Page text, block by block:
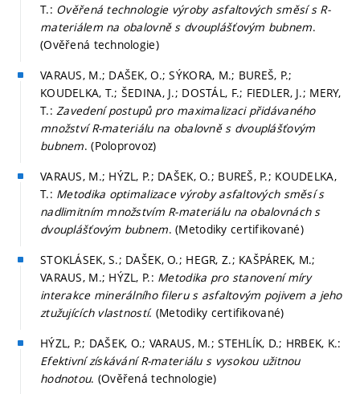
T.: Ověřená technologie výroby asfaltových směsí s R-
materiálem na obalovně s dvouplášťovým bubnem.
(Ověřená technologie)
VARAUS, M.; DAŠEK, O.; SÝKORA, M.; BUREŠ, P.;
KOUDELKA, T.; ŠEDINA, J.; DOSTÁL, F.; FIEDLER, J.; MERY,
T.:Zavedení postupů pro maximalizaci přidávaného
množství R-materiálu na obalovně s dvouplášťovým
bubnem. (Poloprovoz)
VARAUS, M.; HÝZL, P.; DAŠEK, O.; BUREŠ, P.; KOUDELKA,
T.: Metodika optimalizace výroby asfaltových směsí s
nadlimitním množstvím R-materiálu na obalovnách s
dvouplášťovým bubnem. (Metodiky certifikované)
STOKLÁSEK, S.; DAŠEK, O.; HEGR, Z.; KAŠPÁREK, M.;
VARAUS, M.; HÝZL, P.: Metodika pro stanovení míry
interakce minerálního fileru s asfaltovým pojivem a jeho
ztužujících vlastností. (Metodiky certifikované)
HÝZL, P.; DAŠEK, O.; VARAUS, M.; STEHLÍK, D.; HRBEK, K.:
Efektivní získávání R-materiálu s vysokou užitnou
hodnotou. (Ověřená technologie)